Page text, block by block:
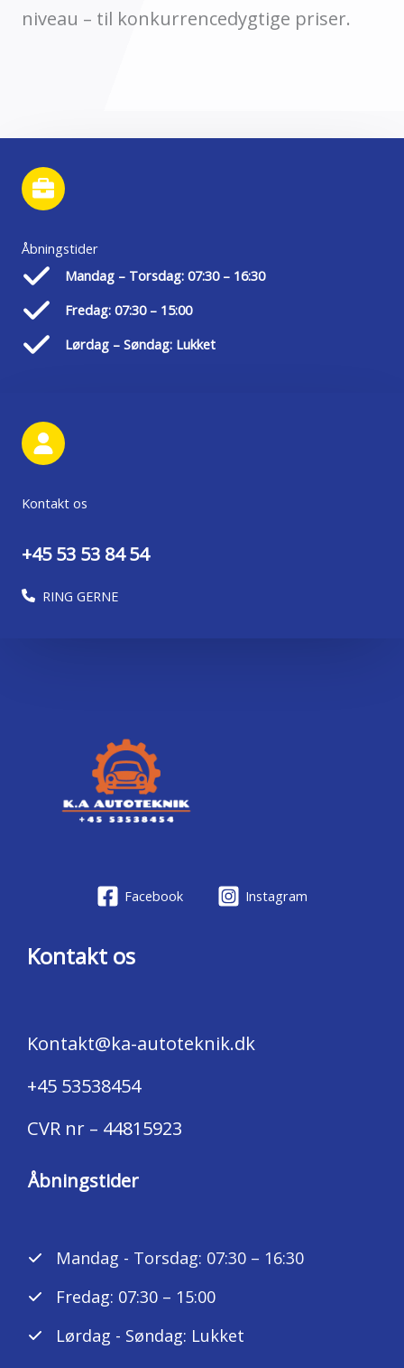
niveau – til konkurrencedygtige priser.
Åbningstider
Mandag – Torsdag: 07:30 – 16:30
Fredag: 07:30 – 15:00
Lørdag – Søndag: Lukket
Kontakt os
+45 53 53 84 54
RING GERNE
Facebook Instagram
Kontakt os
Kontakt@ka-autoteknik.dk
+45 53538454
CVR nr – 44815923
Åbningstider
Mandag - Torsdag: 07:30 – 16:30
Fredag: 07:30 – 15:00
Lørdag - Søndag: Lukket